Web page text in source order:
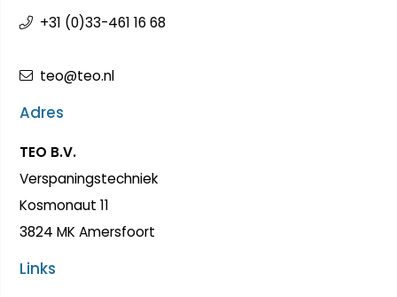
+31 (0)33-461 16 68
teo@teo.nl
Adres
TEO B.V.
Verspaningstechniek
Kosmonaut 11
3824 MK Amersfoort
Links